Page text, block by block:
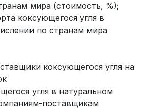
мира (стоимость, %);
коксующегося угля в
по странам мира
коксующегося угля на
угля в натуральном
поставщикам